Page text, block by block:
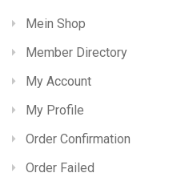
Mein Shop
Member Directory
My Account
My Profile
Order Confirmation
Order Failed